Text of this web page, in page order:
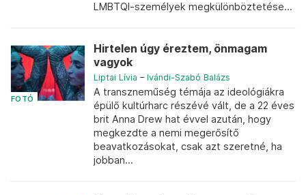
LMBTQI-személyek megkülönböztetése...
FOTÓ
Hirtelen úgy éreztem, önmagam
vagyok
Liptai Lívia – Ivándi-Szabó Balázs
A transzneműség témája az ideológiákra
épülő kultúrharc részévé vált, de a 22 éves
brit Anna Drew hat évvel azután, hogy
megkezdte a nemi megerősítő
beavatkozásokat, csak azt szeretné, ha
jobban...